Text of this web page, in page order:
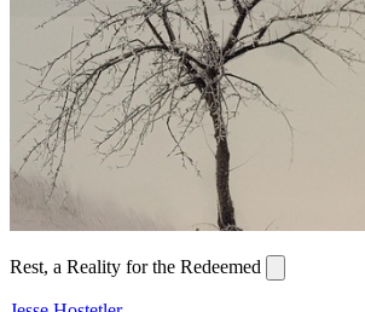
Rest, a Reality for the Redeemed